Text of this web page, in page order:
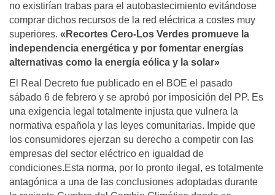
no existirían trabas para el autobastecimiento evitándose
comprar dichos recursos de la red eléctrica a costes muy
superiores. « Recortes Cero-Los Verdes promueve la
independencia energética y por fomentar energías
alternativas como la energía eólica y la solar»
El Real Decreto fue publicado en el BOE el pasado
sábado 6 de febrero y se aprobó por imposición del PP. Es
una exigencia legal totalmente injusta que vulnera la
normativa española y las leyes comunitarias. Impide que
los consumidores ejerzan su derecho a competir con las
empresas del sector eléctrico en igualdad de
condiciones.Esta norma, por lo pronto ilegal, es totalmente
antagónica a una de las conclusiones adoptadas durante